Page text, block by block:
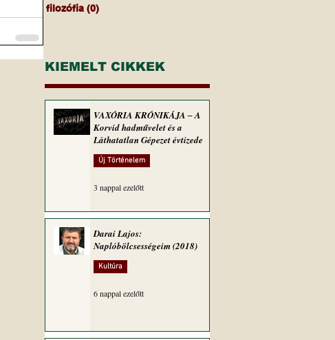
filozófia (0)
KIEMELT CIKKEK
VAXÓRIA KRÓNIKÁJA ‒ A
Korvid hadművelet és a
Láthatatlan Gépezet évtizede
Új Történelem
3 nappal ezelőtt
Darai Lajos:
Naplóbölcsességeim (2018)
Kultúra
6 nappal ezelőtt